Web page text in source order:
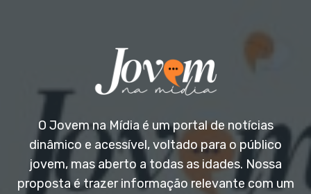
O Jovem na Mídia é um portal de notícias
dinâmico e acessível, voltado para o público
jovem, mas aberto a todas as idades. Nossa
proposta é trazer informação relevante com um